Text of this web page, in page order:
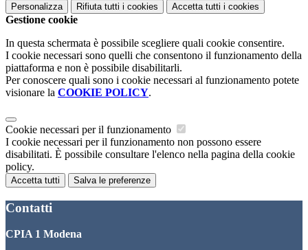
Personalizza Rifiuta tutti i cookies Accetta tutti i cookies
Gestione cookie
In questa schermata è possibile scegliere quali cookie consentire.
I cookie necessari sono quelli che consentono il funzionamento della
piattaforma e non è possibile disabilitarli.
Per conoscere quali sono i cookie necessari al funzionamento potete
visionare la COOKIE POLICY.
Cookie necessari per il funzionamento
I cookie necessari per il funzionamento non possono essere
disabilitati. È possibile consultare l'elenco nella pagina della cookie
policy.
Accetta tutti Salva le preferenze
Contatti
CPIA 1 Modena